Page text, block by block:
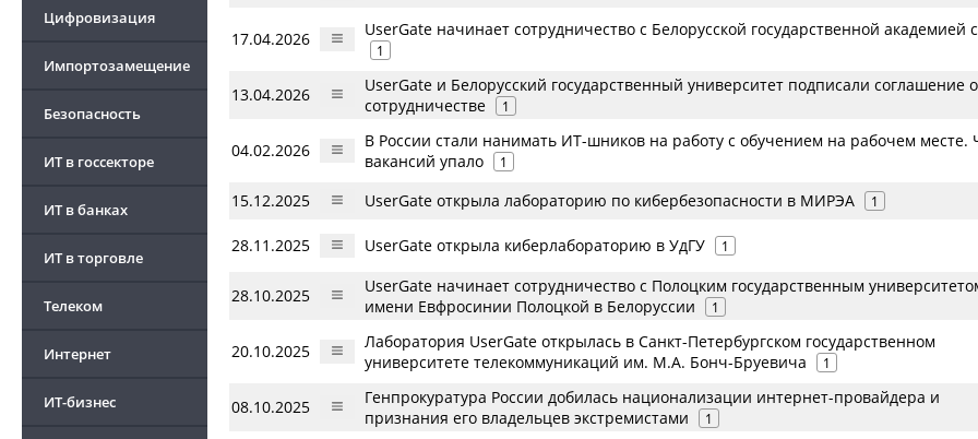
Цифровизация
Импортозамещение
Безопасность
ИТ в госсекторе
ИТ в банках
ИТ в торговле
Телеком
Интернет
ИТ-бизнес
17.04.2026 UserGate начинает сотрудничество с Белорусской государственной академией
1
13.04.2026
UserGate и Белорусский государственный университет подписали соглашение о
сотрудничестве
1
04.02.2026
В России стали нанимать ИТ-шников на работу с обучением на рабочем месте.
вакансий упало
1
15.12.2025 UserGate открыла лабораторию по кибербезопасности в МИРЭА 1
28.11.2025 UserGate открыла киберлабораторию в УдГУ 1
28.10.2025
UserGate начинает сотрудничество с Полоцким государственным
имени Евфросинии Полоцкой в Белоруссии
1
20.10.2025
Лаборатория UserGate открылась в Санкт-Петербургском государственном
университете телекоммуникаций им. М.А. Бонч-Бруевича
1
08.10.2025
Генпрокуратура России добилась национализации интернет-провайдера и
признания его владельцев экстремистами
1